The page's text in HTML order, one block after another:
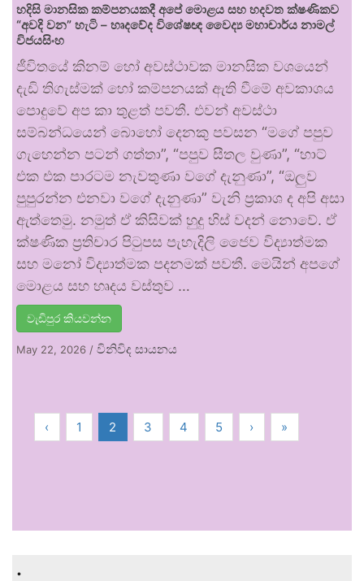
හදිසි මානසික කම්පනයකදී අපේ මොළය සහ හදවත ක්ෂණිකව
“අවදි වන” හැටි – හෘදවේද විශේෂඥ වෛද්‍ය මහාචාර්ය නාමල්
විජයසිංහ
ජීවිතයේ කිනම් හෝ අවස්ථාවක මානසික වශයෙන්
දැඩි තිගැස්මක් හෝ කම්පනයක් ඇති වීමේ අවකාශය
පොදුවේ අප කා තුළත් පවතී. එවන් අවස්ථා
සම්බන්ධයෙන් බොහෝ දෙනකු පවසන “මගේ පපුව
ගැහෙන්න පටන් ගත්තා”, “පපුව සීතල වුණා”, “හාට්
එක එක පාරටම නැවතුණා වගේ දැනුණා”, “ඔලුව
පුපුරන්න එනවා වගේ දැනුණා” වැනි ප්‍රකාශ ද අපි අසා
ඇත්තෙමු. නමුත් ඒ කිසිවක් හුදු හිස් වදන් නොවේ. ඒ
ක්ෂණික ප්‍රතිචාර පිටුපස පැහැදිලි ජෛව විද්‍යාත්මක
සහ මනෝ විද්‍යාත්මක පදනමක් පවතී. මෙයින් අපගේ
මොළය සහ හෘදය වස්තුව …
වැඩිපුර කියවන්න
May 22, 2026 / විනිවිද සායනය
‹ 1 2 3 4 5 › »
.